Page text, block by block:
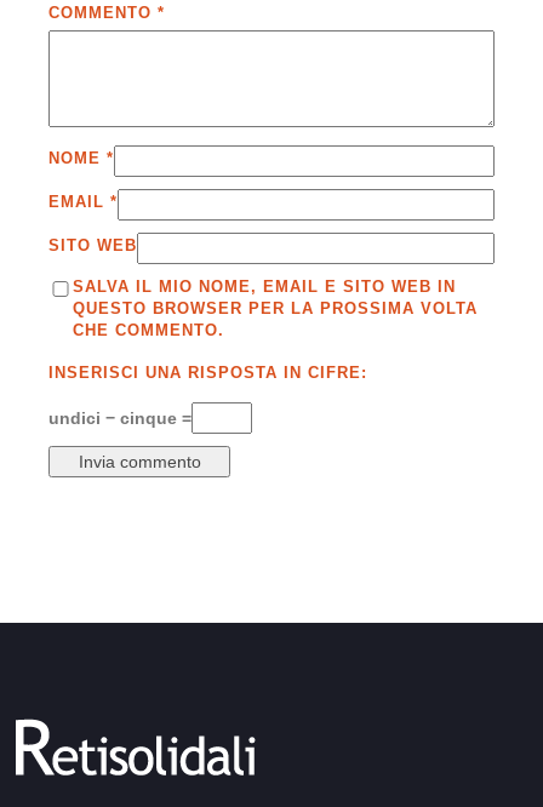
COMMENTO *
NOME *
EMAIL *
SITO WEB
SALVA IL MIO NOME, EMAIL E SITO WEB IN
QUESTO BROWSER PER LA PROSSIMA VOLTA
CHE COMMENTO.
INSERISCI UNA RISPOSTA IN CIFRE:
undici − cinque =